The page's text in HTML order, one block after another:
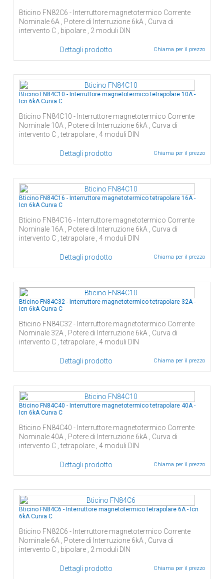
Bticino FN82C6 - Interruttore magnetotermico Corrente
Nominale 6A , Potere di Interruzione 6kA , Curva di
intervento C , bipolare , 2 moduli DIN
Chiama per il prezzo
Dettagli prodotto
Bticino FN84C10 - Interruttore magnetotermico tetrapolare 10A -
Icn 6kA Curva C
Bticino FN84C10 - Interruttore magnetotermico Corrente
Nominale 10A , Potere di Interruzione 6kA , Curva di
intervento C , tetrapolare , 4 moduli DIN
Chiama per il prezzo
Dettagli prodotto
Bticino FN84C16 - Interruttore magnetotermico tetrapolare 16A -
Icn 6kA Curva C
Bticino FN84C16 - Interruttore magnetotermico Corrente
Nominale 16A , Potere di Interruzione 6kA , Curva di
intervento C , tetrapolare , 4 moduli DIN
Chiama per il prezzo
Dettagli prodotto
Bticino FN84C32 - Interruttore magnetotermico tetrapolare 32A -
Icn 6kA Curva C
Bticino FN84C32 - Interruttore magnetotermico Corrente
Nominale 32A , Potere di Interruzione 6kA , Curva di
intervento C , tetrapolare , 4 moduli DIN
Chiama per il prezzo
Dettagli prodotto
Bticino FN84C40 - Interruttore magnetotermico tetrapolare 40A -
Icn 6kA Curva C
Bticino FN84C40 - Interruttore magnetotermico Corrente
Nominale 40A , Potere di Interruzione 6kA , Curva di
intervento C , tetrapolare , 4 moduli DIN
Chiama per il prezzo
Dettagli prodotto
Bticino FN84C6 - Interruttore magnetotermico tetrapolare 6A - Icn
6kA Curva C
Bticino FN82C6 - Interruttore magnetotermico Corrente
Nominale 6A , Potere di Interruzione 6kA , Curva di
intervento C , bipolare , 2 moduli DIN
Chiama per il prezzo
Dettagli prodotto